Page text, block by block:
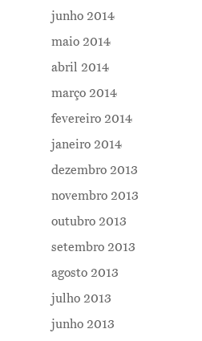
junho 2014
maio 2014
abril 2014
março 2014
fevereiro 2014
janeiro 2014
dezembro 2013
novembro 2013
outubro 2013
setembro 2013
agosto 2013
julho 2013
junho 2013